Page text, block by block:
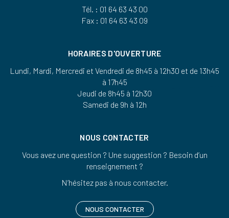
Tél. : 01 64 63 43 00
Fax : 01 64 63 43 09
HORAIRES D'OUVERTURE
Lundi, Mardi, Mercredi et Vendredi de 8h45 à 12h30 et de 13h45
à 17h45
Jeudi de 8h45 à 12h30
Samedi de 9h à 12h
NOUS CONTACTER
Vous avez une question ? Une suggestion ? Besoin d’un
renseignement ?
N’hésitez pas à nous contacter.
NOUS CONTACTER